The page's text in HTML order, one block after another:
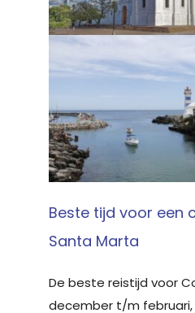
Beste tijd voor een
Santa Marta
De beste reistijd voor
december t/m februari,